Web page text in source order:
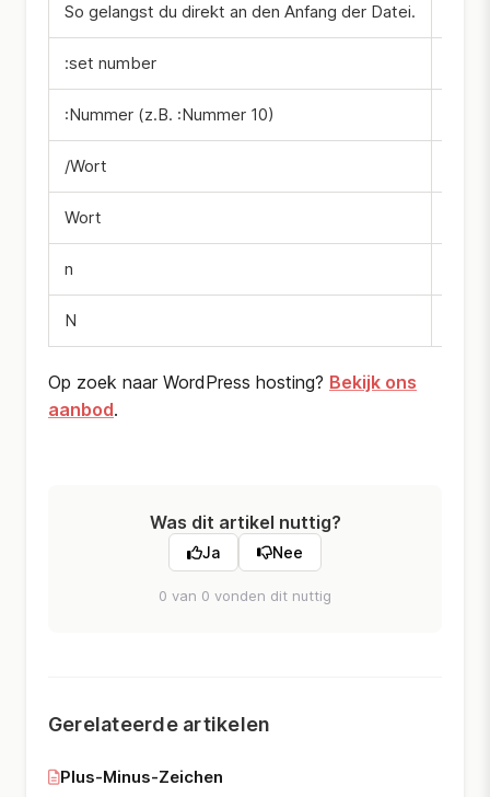
So gelangst du direkt an den Anfang der Datei.
:set number
:Nummer (z.B. :Nummer 10)
/Wort
Wort
n
N
Op zoek naar WordPress hosting? Bekijk ons
aanbod.
Was dit artikel nuttig?
Ja Nee
0 van 0 vonden dit nuttig
Gerelateerde artikelen
Plus-Minus-Zeichen